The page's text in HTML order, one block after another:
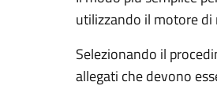
utilizzando il motore di
Selezionando il
allegati che devono